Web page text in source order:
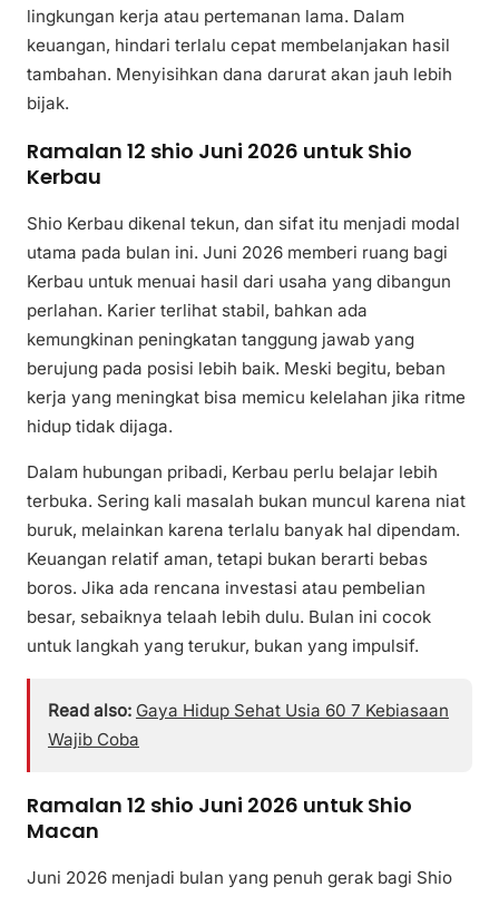
lingkungan kerja atau pertemanan lama. Dalam
keuangan, hindari terlalu cepat membelanjakan hasil
tambahan. Menyisihkan dana darurat akan jauh lebih
bijak.
Ramalan 12 shio Juni 2026 untuk Shio
Kerbau
Shio Kerbau dikenal tekun, dan sifat itu menjadi modal
utama pada bulan ini. Juni 2026 memberi ruang bagi
Kerbau untuk menuai hasil dari usaha yang dibangun
perlahan. Karier terlihat stabil, bahkan ada
kemungkinan peningkatan tanggung jawab yang
berujung pada posisi lebih baik. Meski begitu, beban
kerja yang meningkat bisa memicu kelelahan jika ritme
hidup tidak dijaga.
Dalam hubungan pribadi, Kerbau perlu belajar lebih
terbuka. Sering kali masalah bukan muncul karena niat
buruk, melainkan karena terlalu banyak hal dipendam.
Keuangan relatif aman, tetapi bukan berarti bebas
boros. Jika ada rencana investasi atau pembelian
besar, sebaiknya telaah lebih dulu. Bulan ini cocok
untuk langkah yang terukur, bukan yang impulsif.
Read also: Gaya Hidup Sehat Usia 60 7 Kebiasaan
Wajib Coba
Ramalan 12 shio Juni 2026 untuk Shio
Macan
Juni 2026 menjadi bulan yang penuh gerak bagi Shio